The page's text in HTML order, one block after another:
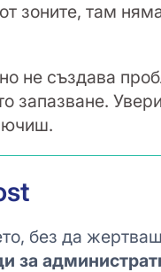
зоните, там
не създава
без да
за